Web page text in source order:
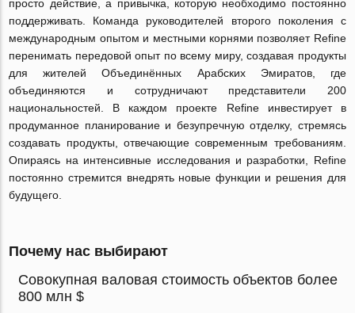
просто действие, а привычка, которую необходимо постоянно
поддерживать. Команда руководителей второго поколения с
международным опытом и местными корнями позволяет Refine
перенимать передовой опыт по всему миру, создавая продукты
для жителей Объединённых Арабских Эмиратов, где
объединяются и сотрудничают представители 200
национальностей. В каждом проекте Refine инвестирует в
продуманное планирование и безупречную отделку, стремясь
создавать продукты, отвечающие современным требованиям.
Опираясь на интенсивные исследования и разработки, Refine
постоянно стремится внедрять новые функции и решения для
будущего.
Почему нас выбирают
Совокупная валовая стоимость объектов более
800 млн $